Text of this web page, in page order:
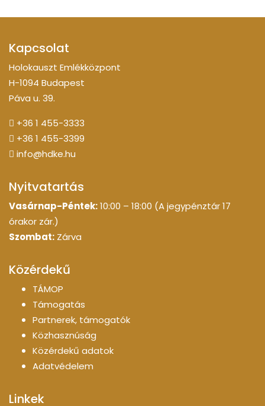
Kapcsolat
Holokauszt Emlékközpont
H-1094 Budapest
Páva u. 39.
+36 1 455-3333
+36 1 455-3399
info@hdke.hu
Nyitvatartás
Vasárnap-Péntek:10:00 – 18:00 (A jegypénztár 17
órakor zár.)
Szombat: Zárva
Közérdekű
TÁMOP
Támogatás
Partnerek, támogatók
Közhasznúság
Közérdekű adatok
Adatvédelem
Linkek